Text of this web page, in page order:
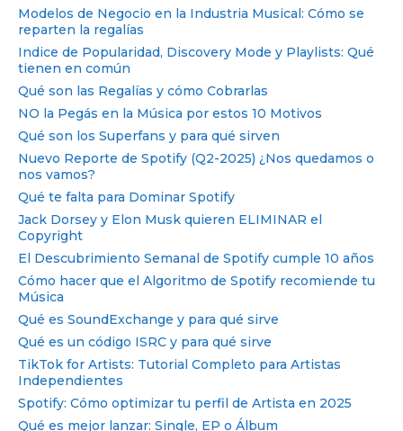
Modelos de Negocio en la Industria Musical: Cómo se
reparten la regalías
Indice de Popularidad, Discovery Mode y Playlists: Qué
tienen en común
Qué son las Regalías y cómo Cobrarlas
NO la Pegás en la Música por estos 10 Motivos
Qué son los Superfans y para qué sirven
Nuevo Reporte de Spotify (Q2-2025) ¿Nos quedamos o
nos vamos?
Qué te falta para Dominar Spotify
Jack Dorsey y Elon Musk quieren ELIMINAR el
Copyright
El Descubrimiento Semanal de Spotify cumple 10 años
Cómo hacer que el Algoritmo de Spotify recomiende tu
Música
Qué es SoundExchange y para qué sirve
Qué es un código ISRC y para qué sirve
TikTok for Artists: Tutorial Completo para Artistas
Independientes
Spotify: Cómo optimizar tu perfil de Artista en 2025
Qué es mejor lanzar: Single, EP o Álbum